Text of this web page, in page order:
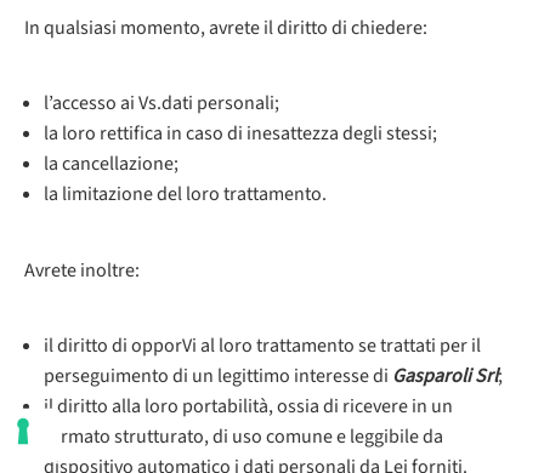
In qualsiasi momento, avrete il diritto di chiedere:
l’accesso ai Vs.dati personali;
la loro rettifica in caso di inesattezza degli stessi;
la cancellazione;
la limitazione del loro trattamento.
Avrete inoltre:
il diritto di opporVi al loro trattamento se trattati per il
perseguimento di un legittimo interesse di Gasparoli Srl;
il diritto alla loro portabilità, ossia di ricevere in un
formato strutturato, di uso comune e leggibile da
dispositivo automatico i dati personali da Lei forniti.